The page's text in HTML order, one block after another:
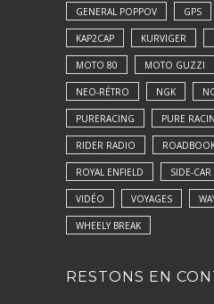
GENERAL POPPOV GPS
KAP2CAP KURVIGER
MOTO 80 MOTO GUZZI
NEO-RÉTRO NGK
PURERACING PURE
RIDER RADIO
ROYAL ENFIELD SIDE-CAR
VIDÉO VOYAGES
WHEELY BREAK
RESTONS EN